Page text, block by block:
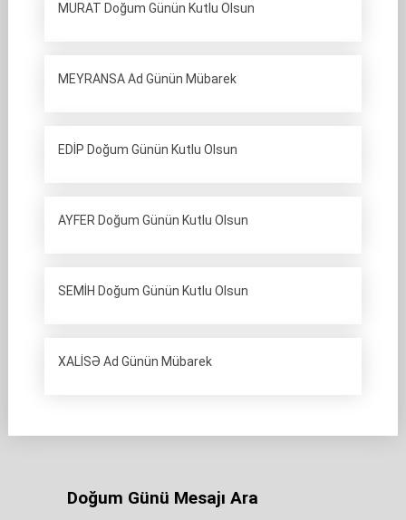
MURAT Doğum Günün Kutlu Olsun
MEYRANSA Ad Günün Mübarek
EDİP Doğum Günün Kutlu Olsun
AYFER Doğum Günün Kutlu Olsun
SEMİH Doğum Günün Kutlu Olsun
XALİSƏ Ad Günün Mübarek
Doğum Günü Mesajı Ara